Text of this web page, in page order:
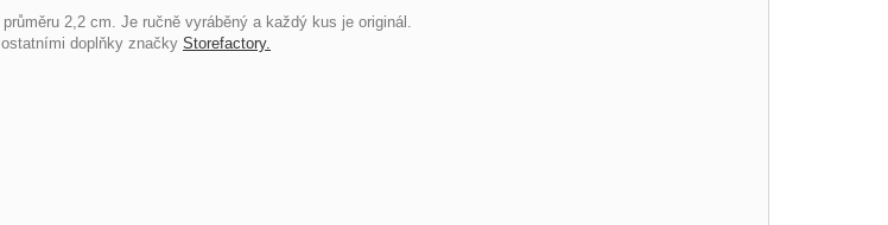
2,2 cm. Je ručně vyráběný a každý kus je originál.
doplňky značky Storefactory.